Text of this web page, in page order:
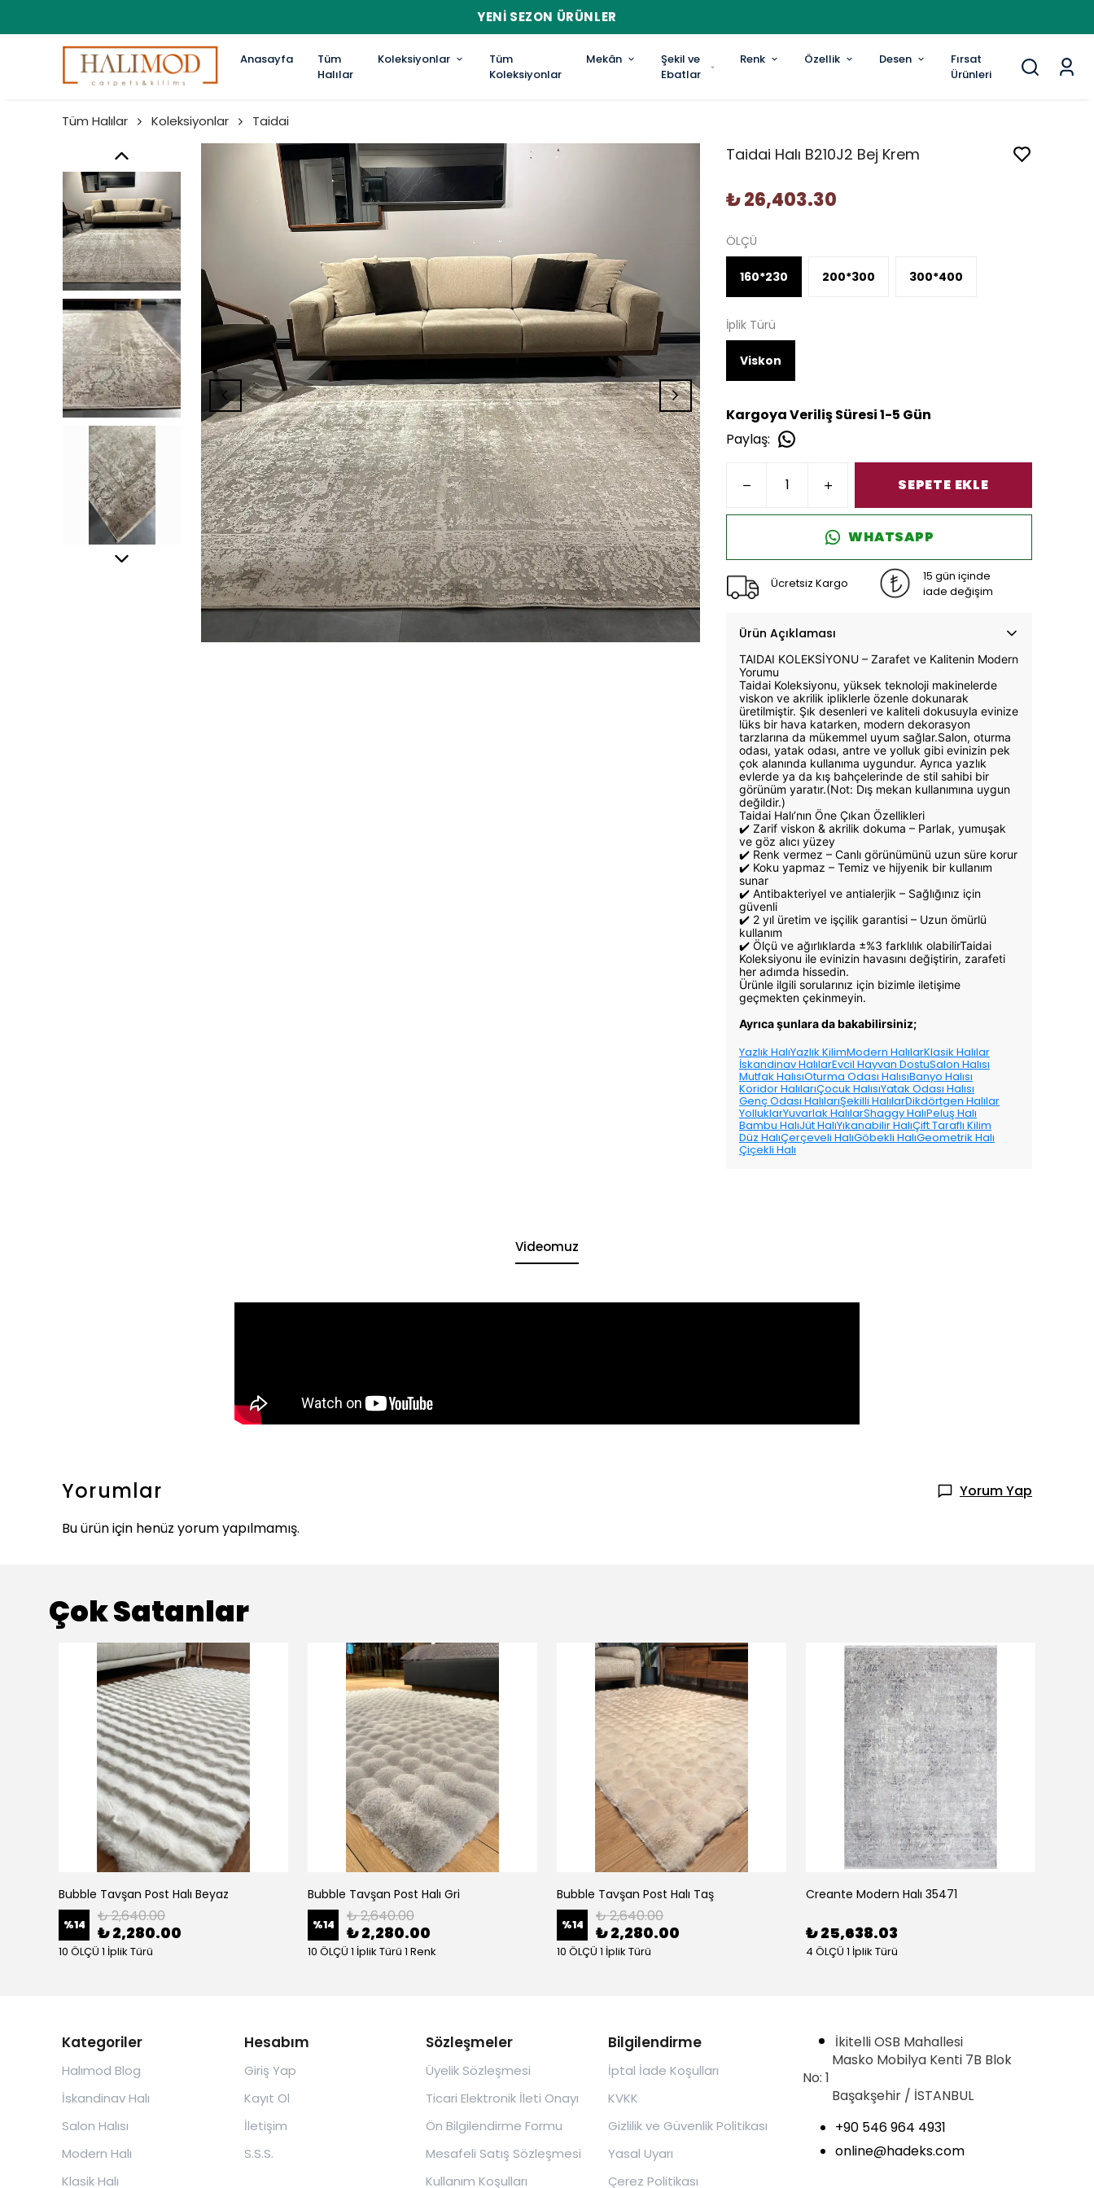
YENI SEZON ÜRÜNLER
Anasayfa
Tüm
Halılar
Koleksiyonlar
Tüm
Koleksiyonlar
Mekân
Şekil ve
Ebatlar
Renk Özellik Desen
Fırsat
Ürünleri
Tüm Halılar Koleksiyonlar Taidai
Taidai Halı B210J2 Bej Krem
₺ 26,403.30
ÖLÇÜ
160*230 200*300 300*400
İplik Türü
Viskon
Kargoya Veriliş Süresi 1-5 Gün
Paylaş:
SEPETE EKLE
WHATSAPP
Ücretsiz Kargo
15 gün içinde
iade değişim
Ürün Açıklaması
TAIDAI KOLEKSİYONU – Zarafet ve Kalitenin Modern
Yorumu
Taidai Koleksiyonu, yüksek teknoloji makinelerde
viskon ve akrilik ipliklerle özenle dokunarak
üretilmiştir. Şık desenleri ve kaliteli dokusuyla evinize
lüks bir hava katarken, modern dekorasyon
tarzlarına da mükemmel uyum sağlar.Salon, oturma
odası, yatak odası, antre ve yolluk gibi evinizin pek
çok alanında kullanıma uygundur. Ayrıca yazlık
evlerde ya da kış bahçelerinde de stil sahibi bir
görünüm yaratır.(Not: Dış mekan kullanımına uygun
değildir.)
Taidai Halı’nın Öne Çıkan Özellikleri
✔️ Zarif viskon & akrilik dokuma – Parlak, yumuşak
ve göz alıcı yüzey
✔️ Renk vermez – Canlı görünümünü uzun süre korur
✔️ Koku yapmaz – Temiz ve hijyenik bir kullanım
sunar
✔️ Antibakteriyel ve antialerjik – Sağlığınız için
güvenli
✔️ 2 yıl üretim ve işçilik garantisi – Uzun ömürlü
kullanım
✔️ Ölçü ve ağırlıklarda ±%3 farklılık olabilirTaidai
Koleksiyonu ile evinizin havasını değiştirin, zarafeti
her adımda hissedin.
Ürünle ilgili sorularınız için bizimle iletişime
geçmekten çekinmeyin.
Ayrıca şunlara da bakabilirsiniz;
Yazlık HalıYazlık KilimModern HalılarKlasik Halılar
İskandinav HalılarEvcil Hayvan DostuSalon Halısı
Mutfak HalısıOturma Odası HalısıBanyo Halısı
Koridor HalılarıÇocuk HalısıYatak Odası Halısı
Genç Odası HalılarıŞekilli HalılarDikdörtgen Halılar
YolluklarYuvarlak HalılarShaggy HalıPeluş Halı
Bambu HalıJüt HalıYıkanabilir HalıÇift Taraflı Kilim
Düz HalıÇerçeveli HalıGöbekli HalıGeometrik Halı
Çiçekli Halı
Videomuz
Yorumlar
Yorum Yap
Bu ürün için henüz yorum yapılmamış.
Çok Satanlar
Bubble Tavşan Post Halı Beyaz
%14 ₺ 2,640.00
₺ 2,280.00
10 ÖLÇÜ 1 İplik Türü
Bubble Tavşan Post Halı Gri
%14 ₺ 2,640.00
₺ 2,280.00
10 ÖLÇÜ 1 İplik Türü 1 Renk
Bubble Tavşan Post Halı Taş
%14 ₺ 2,640.00
₺ 2,280.00
10 ÖLÇÜ 1 İplik Türü
Creante Modern Halı 35471
₺ 25,638.03
4 ÖLÇÜ 1 İplik Türü
Kategoriler
Halımod Blog
İskandinav Halı
Salon Halısı
Modern Halı
Klasik Halı
Hesabım
Giriş Yap
Kayıt Ol
İletişim
S.S.S.
Sözleşmeler
Üyelik Sözleşmesi
Ticari Elektronik İleti Onayı
Ön Bilgilendirme Formu
Mesafeli Satış Sözleşmesi
Kullanım Koşulları
Bilgilendirme
İptal İade Koşulları
KVKK
Gizlilik ve Güvenlik Politikası
Yasal Uyarı
Çerez Politikası
İkitelli OSB Mahallesi
Masko Mobilya Kenti 7B Blok
No: 1
Başakşehir / İSTANBUL
+90 546 964 4931
online@hadeks.com